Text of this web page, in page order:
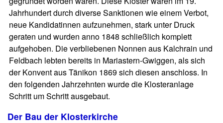
Jahrhundert durch diverse Sanktionen wie einem Verbot,
neue Kandidatinnen aufzunehmen, stark unter Druck
geraten und wurden anno 1848 schließlich komplett
aufgehoben. Die verbliebenen Nonnen aus Kalchrain und
Feldbach lebten bereits in Mariastern-Gwiggen, als sich
der Konvent aus Tänikon 1869 sich diesen anschloss. In
den folgenden Jahrzehnten wurde die Klosteranlage
Schritt um Schritt ausgebaut.
Der Bau der Klosterkirche